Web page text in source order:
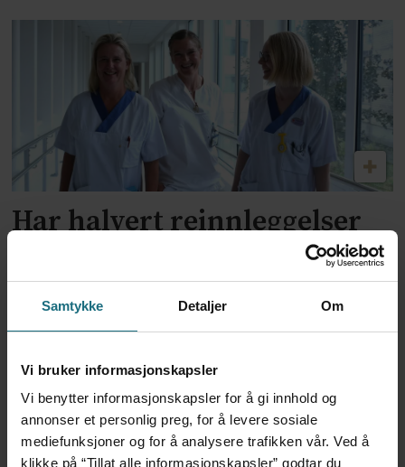
Samtykke Detaljer Om
Vi bruker informasjonskapsler
Vi benytter informasjonskapsler for å gi innhold og
annonser et personlig preg, for å levere sosiale
mediefunksjoner og for å analysere trafikken vår. Ved å
klikke på “Tillat alle informasjonskapsler” godtar du
Har halvert reinnleggelser